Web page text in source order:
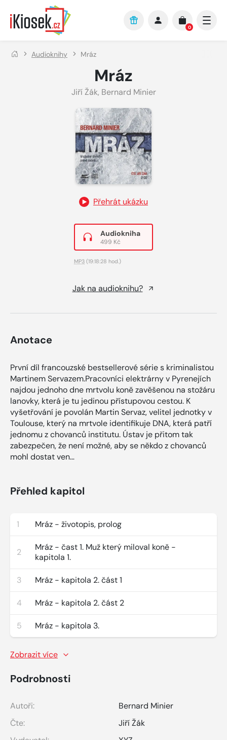
Přejít na hlavní obsah
0
Audioknihy Mráz
Mráz
Jiří Žák, Bernard Minier
Přehrát ukázku
Audiokniha
499 Kč
MP3 (19:18:28 hod.)
Jak na audioknihu?
Anotace
První díl francouzské bestsellerové série s kriminalistou
Martinem Servazem.Pracovníci elektrárny v Pyrenejích
najdou jednoho dne mrtvolu koně zavěšenou na stožáru
lanovky, která je tu jedinou přístupovou cestou. K
vyšetřování je povolán Martin Servaz, velitel jednotky v
Toulouse, který na mrtvole identifikuje DNA, která patří
jednomu z chovanců institutu. Ústav je přitom tak
zabezpečen, že není možné, aby se někdo z chovanců
mohl dostat ven…
Přehled kapitol
1 Mráz - životopis, prolog
2
Mráz - čast 1. Muž který miloval koně -
kapitola 1.
3 Mráz - kapitola 2. část 1
4 Mráz - kapitola 2. část 2
5 Mráz - kapitola 3.
Zobrazit více
Podrobnosti
Autoři:
Bernard Minier
Čte:
Jiří Žák